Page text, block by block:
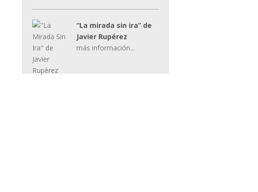
“La mirada sin ira” de
Javier Rupérez
más información...